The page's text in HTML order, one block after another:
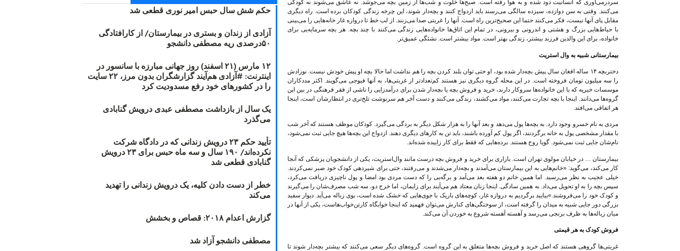
سردرمی‌آوری که انسانیت دود شده و به هوا رفته است. صبح‌ها خلوت و شب‌ها از زمین بچه می‌جوشد. نه عاشق می‌شوند نه کودکی
می‌کنند. وقتی به سن دوازده، سیزده سالگی می‌رسند باید ازدواج کنند و بچه‌دار شوند، این چرخه زندگی کودکان برده است. راه دیگری
مقابل پای آنها نیست، فکر می‌کنند حتما این صحیح‌ترین راه است. آنها را غربتی صدا می‌زنند. از لب خط تا دروازه غار خانه‌هایی را می‌بینی
با حیاط‌هایی بزرگ و هشتی و اندرونی و بیرونی، در تمام این اتاق‌ها خانواده‌هایی زندگی می‌کنند با چند بچه. هر بچه سرمایه‌یی برای
خانواده، برای این والدین فرزند بیشتر، زندگی بهتر است. مواد بیشتر است. نشئگی عمیق‌تر.
بیمارستانی شبیه به وال استریت
دختربچه ۱۴ ساله افغان سال پیش بچه‌دار شده بود، او حتی توان بلند کردن بچه را هم نداشت اما حالا بچه او پیش خودش نیست. نوزادش
را سه میلیون تومان فروخته است. در این محله گروه دیگری نیز هستند کم‌تعداد‌تر از غربتی‌ها، به آنها فیوجی می‌گویند. اکثر مددکاران
موسسات خیریه که با این خانواده‌ها سروکار دارند، خرید و فروش بچه یا بچه‌دار شدن برای درآمدزایی را ناشی از فقر فرهنگی در بین این
گروه‌ها می‌دانند. اینجا با بچه تجارت می‌کنند، مواد می‌کشند، زندگی می‌کنند و دست آخر هم سرنوشت تلخ‌تری در انتظارشان است، اینجا
هر اتفاقی می‌افتد.
مردی به نام خسرو وجود دارد. به بچه‌ها پول می‌دهد و بعد آنها را به هزار شکل دیگر به بردگی می‌گیرد. کودکان موظف هستند که آخر شب
با مقدار مشخصی پول به خانه برگردنند، اگر پول کم آورده باشند، باید تن به کارهای دیگری دهند. ازدواج این بچه‌ها هیچ جایی ثبت نمی‌شود،
نام‌شان جایی ثبت نمی‌شود. گویا روح هستند. برده‌هایی که فقط برای کار زاییده شده‌اند.
بیمارستان … در خیابان مولوی تهران است. بازاری برای خرید و فروش بچه درست مانند وال‌استریت، یکی از دانشجویان پزشکی که آنجا
کار می‌کند، می‌گوید: «خانم‌هایی به این بیمارستان می‌آمدند و بچه‌دار می‌شدند و می‌رفتند، حتی برای شیردهی کودک خود صبر نمی‌کردند.
خیلی عجیب به نظر می‌رسید. اما همین خانم دو هفته بعد می‌آمد و برگه‌یی را که دست مردی بود امضا و پول ناچیزی دریافت می‌کرد،
سپس بچه را به او تحویل می‌داد. به همین سادگی. اینجا زنان معتاد هم می‌آیند برای زایمان، اما خرج دو، سه شب مصرف‌شان را می‌گیرند
و کودک خود را می‌فروشند.»بیایید برگردیم به دروازه غار، کوچه‌های باریک با جوی‌هایی که خشک شده است، بوی زباله می‌آید. دیوار سفید
بزرگی دور جایی شبیه به میدان را گرفته است، از سوختگی‌های کنارش می‌توان فهمید که اینجا خوابگاه کارتن‌خواب‌هاست، یکی از آنها در
میان زباله‌ها به ظرف برنجی می‌رسد و آهسته آهسته شروع به خوردن آن می‌کند.
فروش کودک به هر قیمتی
غربتی‌ها گروهی هستند که اصل خرید و فروش بچه‌ها متعلق به این گروه است. گروه‌های دیگر سعی می‌کنند که بیشتر بچه‌دار شوند تا
حکم شش سال حبس امیر نوری قطعی شد
آزادی از زندان و بستری در بیمارستان/ از کارافتادگی
۵۰درصدی ریه مصطفی دانشجو
۱۲ مارس (۲۱ اسفند) روز جهانی مبارزه با سانسور در
اینترنت: #آزادی هم‌آیند گزارشگران‌ بدون مرز، ۲۲ سایت
را در کشورهای خود رفع مسدودیت کرد
یک سال از بازداشت مصطفی عبدی درویش گنابادی
می‌گذرد
تأیید حکم ۲۳ درویش زندانی که در دادگاه شرکت
نکرده‌اند/ ۱۹۰ سال و سه ماه حبس برای ۲۳ درویش
گنابادی قطعی شد
خطر از دست دادن کلیه، یک درویش زندانی را تهدید
می‌کند
گزارش اعدام ۲۰۱۸: قصاص و بخشش
مصطفی دانشجو آزاد شد